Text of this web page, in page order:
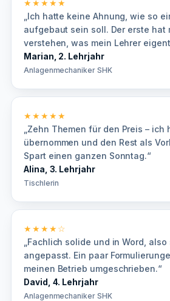
★★★★★
„Ich hatte keine Ahnung, wie so
aufgebaut sein soll. Der erste hat
verstehen, was mein Lehrer
Marian, 2. Lehrjahr
Anlagenmechaniker SHK
★★★★★
„Zehn Themen für den Preis –
übernommen und den Rest als
Spart einen ganzen Sonntag.“
Alina, 3. Lehrjahr
Tischlerin
★★★★☆
„Fachlich solide und in Word,
angepasst. Ein paar
meinen Betrieb umgeschrieben.“
David, 4. Lehrjahr
Anlagenmechaniker SHK